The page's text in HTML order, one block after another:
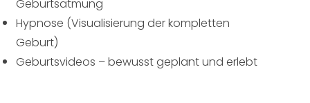
Geburtsatmung
Hypnose (Visualisierung der kompletten
Geburt)
Geburtsvideos – bewusst geplant und erlebt